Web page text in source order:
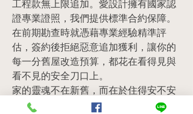
工程款無上限追加。愛設計擁有國家認
證專業證照，我們提供標準合約保障。
在前期勘查時就憑藉專業經驗精準評
估，簽約後拒絕惡意追加獲利，讓你的
每一分舊屋改造預算，都花在看得見與
看不見的安全刀口上。
家的靈魂不在新舊，而在於住得安不安
心。